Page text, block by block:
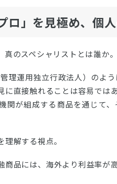
ロ」を見極め、個
のスペシャリストとは誰か。
理運用独立行政法人）のよ
に直接触れることは容易では
関が組成する商品を通じて
解する視点。
商品には、海外より利益率が